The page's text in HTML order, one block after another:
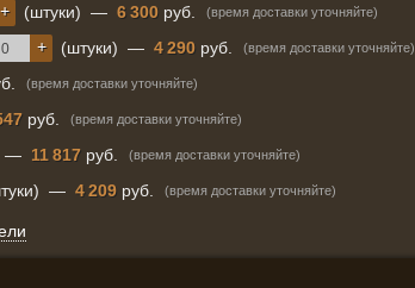
+ (штуки) — 6 300 руб. (время доставки уточняйте)
+ (штуки) — 4 290 руб. (время доставки уточняйте)
(время доставки уточняйте)
руб. (время доставки уточняйте)
— 11 817 руб. (время доставки уточняйте)
— 4 209 руб. (время доставки уточняйте)